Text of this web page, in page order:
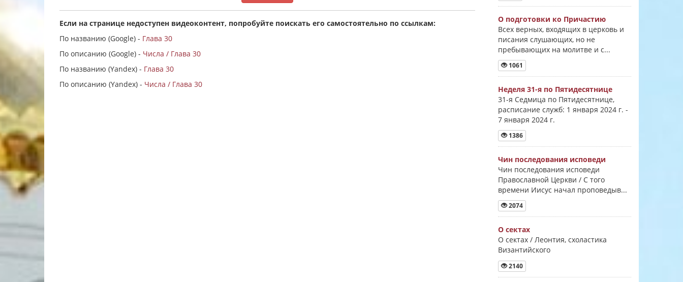
Если на странице недоступен видеоконтент, попробуйте поискать его самостоятельно по ссылкам:
По названию (Google) - Глава 30
По описанию (Google) - Числа / Глава 30
По названию (Yandex) - Глава 30
По описанию (Yandex) - Числа / Глава 30
О подготовки ко Причастию
Всех верных, входящих в церковь и
писания слушающих, но не
пребывающих на молитве и с...
1061
Неделя 31-я по Пятидесятнице
31-я Седмица по Пятидесятнице,
расписание служб: 1 января 2024 г. -
7 января 2024 г.
1386
Чин последования исповеди
Чин последования исповеди
Православной Церкви / С того
времени Иисус начал проповедыв...
2074
О сектах
О сектах / Леонтия, схоластика
Византийского
2140